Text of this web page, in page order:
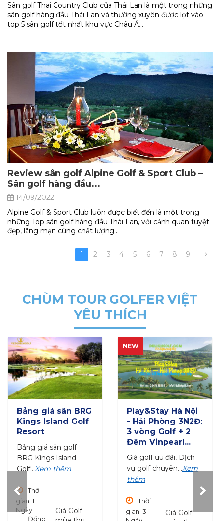
Sân golf Thai Country Club của Thái Lan là một trong những
sân golf hàng đầu Thái Lan và thường xuyên được lọt vào
top 5 sân golf tốt nhất khu vực Châu Á...
Review sân golf Alpine Golf & Sport Club –
Sân golf hàng đầu...
14/09/2022
Alpine Golf & Sport Club luôn được biết đến là một trong
những Top sân golf hàng đầu Thái Lan, với cảnh quan tuyệt
đẹp, lãng mạn cùng chất lượng...
1 2 3 4 5 6 7 8 9
CHÙM TOUR GOLFER VIỆT
YÊU THÍCH
NEW
Play&Stay Hà Nội
- Hải Phòng 3N2Đ:
3 vòng Golf + 2
Giá golf ưu đãi, Dịch
vụ golf chuyên...
Thời
gian: 3
Giá Golf
HOT
Play&Stay Hạ
Long - Móng Cái
3N2Đ: 2 Vòng Golf
+ 2 Đêm Khách...
Giá golf ưu đãi, Dịch
vụ golf chuyên...Xem
thêm
Thời
gian: 3
Giá Golf